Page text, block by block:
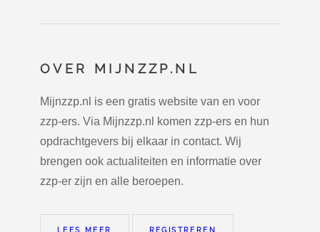
OVER MIJNZZP.NL
Mijnzzp.nl is een gratis website van en voor
zzp-ers. Via Mijnzzp.nl komen zzp-ers en hun
opdrachtgevers bij elkaar in contact. Wij
brengen ook actualiteiten en informatie over
zzp-er zijn en alle beroepen.
LEES MEER REGISTREREN